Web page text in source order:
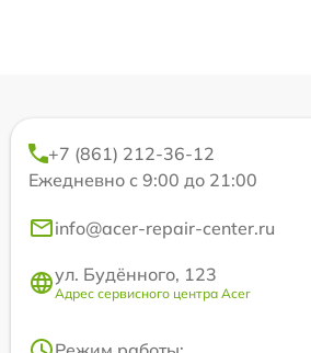
+7 (861) 212-36-12
Ежедневно с 9:00 до 21:00
info@acer-repair-center.ru
ул. Будённого, 123
Адрес сервисного центра Acer